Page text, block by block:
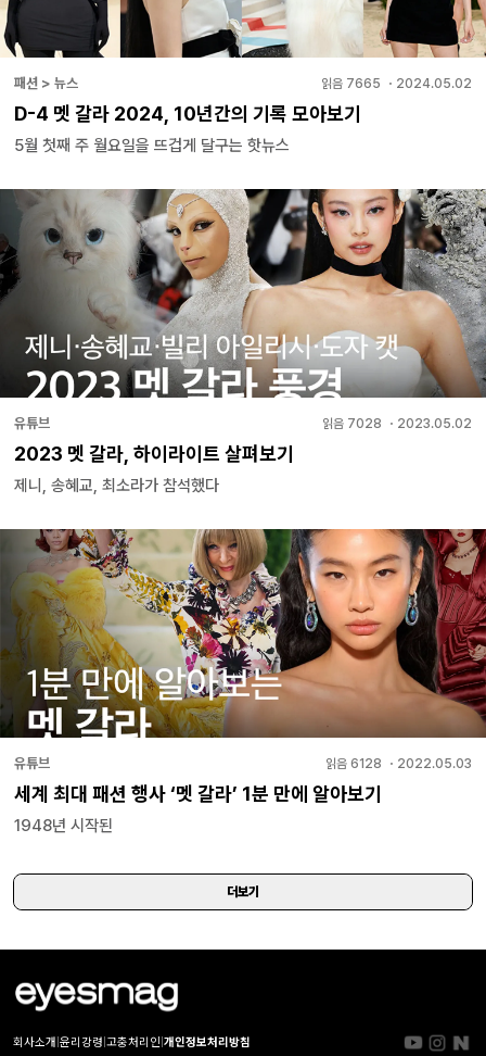
패션 > 뉴스 읽음 7665 ・ 2024.05.02
D-4 멧 갈라 2024, 10년간의 기록 모아보기
5월 첫째 주 월요일을 뜨겁게 달구는 핫뉴스
유튜브 읽음 7028 ・ 2023.05.02
2023 멧 갈라, 하이라이트 살펴보기
제니, 송혜교, 최소라가 참석했다
유튜브 읽음 6128 ・ 2022.05.03
세계 최대 패션 행사 ‘멧 갈라’ 1분 만에 알아보기
1948년 시작된
더보기
회사소개 윤리강령 고충처리인 개인정보처리방침